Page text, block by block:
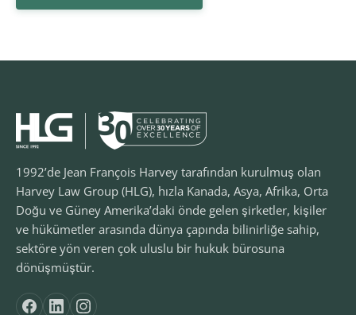
1992’de Jean François Harvey tarafından kurulmuş olan
Harvey Law Group (HLG), hızla Kanada, Asya, Afrika, Orta
Doğu ve Güney Amerika’daki önde gelen şirketler, kişiler
ve hükümetler arasında dünya çapında bilinirliğe sahip,
sektöre yön veren çok uluslu bir hukuk bürosuna
dönüşmüştür.